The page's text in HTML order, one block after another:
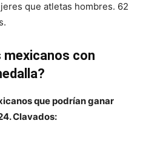
que atletas hombres. 62
mexicanos con
que podrían ganar
Clavados: